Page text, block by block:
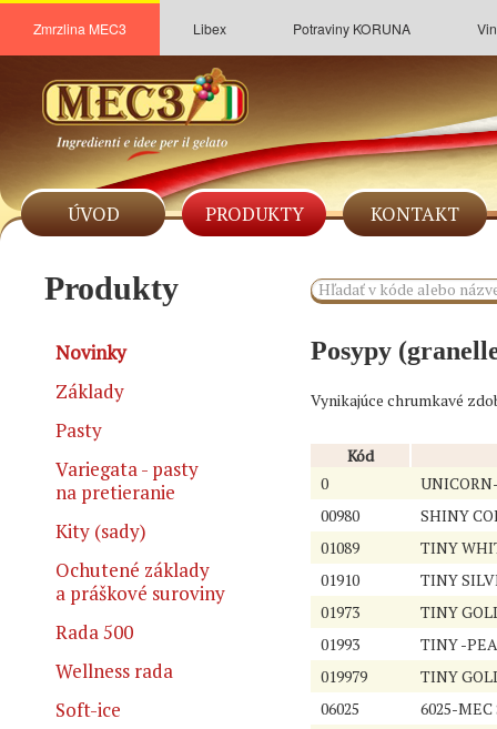
Zmrzlina MEC3 Libex Potraviny KORUNA
ÚVOD PRODUKTY KONTAKT
Produkty
Novinky
Základy
Pasty
Variegata - pasty
na pretieranie
Kity (sady)
Ochutené základy
a práškové suroviny
Rada 500
Wellness rada
Soft-ice
Posypy
Vynikajúce chrumkavé
Kód
0
00980
SHINY
01089
TINY
01910
TINY
01973
TINY
01993
TINY -
019979
TINY
06025
6025-MEC